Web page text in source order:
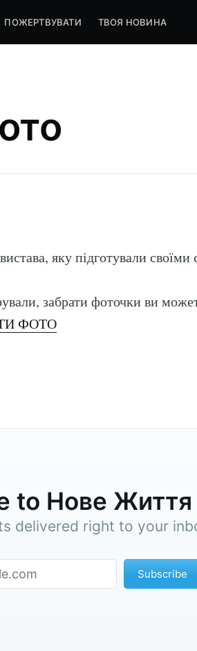
ПОЖЕРТВУВАТИ ТВОЯ НОВИНА
яку підготували
забрати фоточки ви
ФОТО
to Нове Життя
delivered right to your
Subscribe
Нове
latest & greatest posts
to your inbox